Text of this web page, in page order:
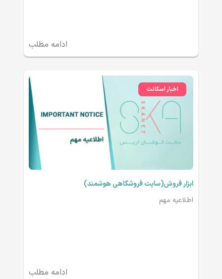
ادامه مطلب
اخبار اسکانت
ابزار فروش(سایت فروشگاهی هوشمند)
اطلاعیه مهم
ادامه مطلب